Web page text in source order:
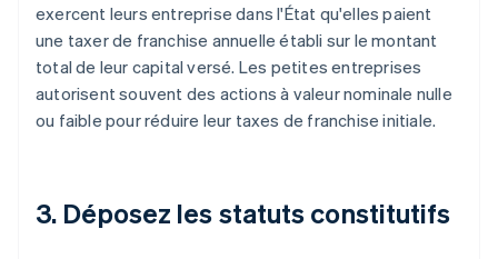
exercent leurs entreprise dans l'État qu'elles paient
une taxer de franchise annuelle établi sur le montant
total de leur capital versé. Les petites entreprises
autorisent souvent des actions à valeur nominale nulle
ou faible pour réduire leur taxes de franchise initiale.
3. Déposez les statuts constitutifs